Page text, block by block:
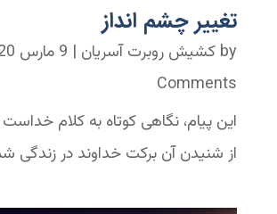
تغییر چشم انداز
by کشیش روبرت آسریان | 9 مارس 2020
Comments
این پیام، نگاهی کوتاه به کلام خداست
از شنیدن آن برکت خداوند در زندگی